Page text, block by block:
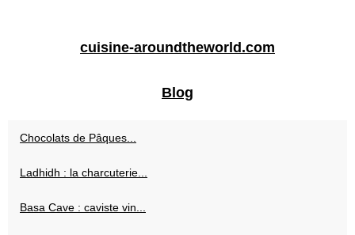
cuisine-aroundtheworld.com
Blog
Chocolats de Pâques...
Ladhidh : la charcuterie...
Basa Cave : caviste vin...